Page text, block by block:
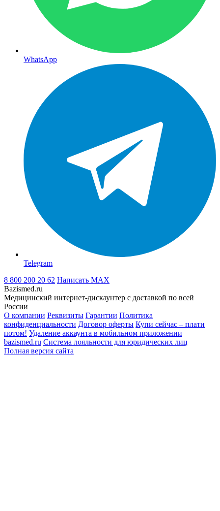
WhatsApp
Telegram
8 800 200 20 62 Написать MAX
Bazismed.ru
Медицинский интернет-дискаунтер с доставкой по всей
России
О компании Реквизиты Гарантии Политика
конфиденциальности Договор оферты Купи сейчас – плати
потом! Удаление аккаунта в мобильном приложении
bazismed.ru Система лояльности для юридических лиц
Полная версия сайта